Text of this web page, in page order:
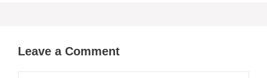
Leave a Comment